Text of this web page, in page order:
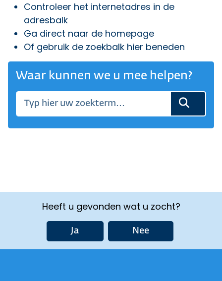
Controleer het internetadres in de
adresbalk
Ga direct naar de homepage
Of gebruik de zoekbalk hier beneden
Waar kunnen we u mee helpen?
Heeft u gevonden wat u zocht?
Ja Nee